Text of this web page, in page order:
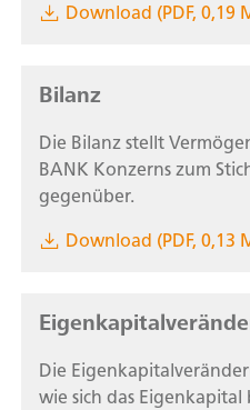
Download (PDF, 0,19
Bilanz
Die Bilanz stellt
BANK Konzerns zum
gegenüber.
Download (PDF, 0,13
Die
wie sich das Eigenkapital